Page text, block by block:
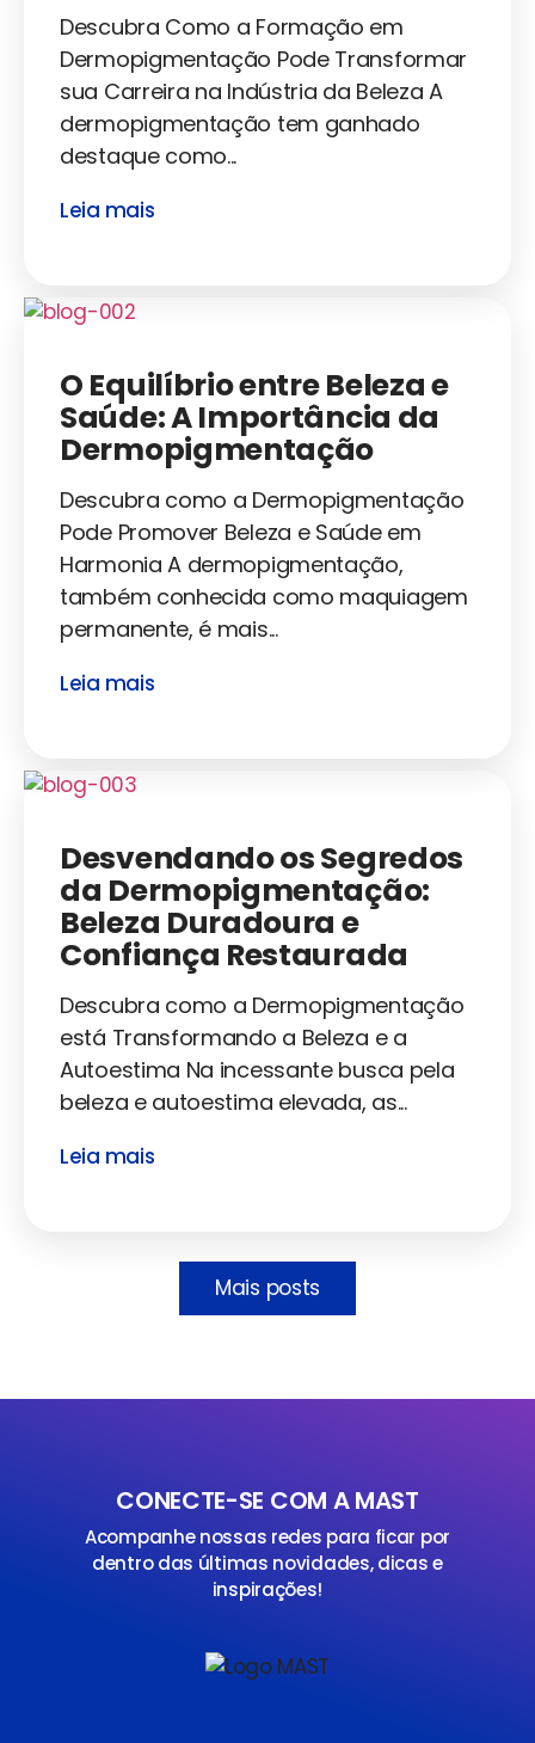
Descubra Como a Formação em
Dermopigmentação Pode Transformar
sua Carreira na Indústria da Beleza A
dermopigmentação tem ganhado
destaque como...
Leia mais
O Equilíbrio entre Beleza e
Saúde: A Importância da
Dermopigmentação
Descubra como a Dermopigmentação
Pode Promover Beleza e Saúde em
Harmonia A dermopigmentação,
também conhecida como maquiagem
permanente, é mais...
Leia mais
Desvendando os Segredos
da Dermopigmentação:
Beleza Duradoura e
Confiança Restaurada
Descubra como a Dermopigmentação
está Transformando a Beleza e a
Autoestima Na incessante busca pela
beleza e autoestima elevada, as...
Leia mais
Mais posts
CONECTE-SE COM A MAST
Acompanhe nossas redes para ficar por
dentro das últimas novidades, dicas e
inspirações!